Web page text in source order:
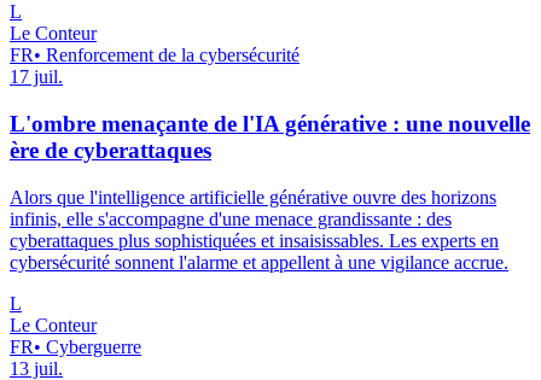
L
Le Conteur
FR• Renforcement de la cybersécurité
17 juil.
L'ombre menaçante de l'IA générative : une nouvelle
ère de cyberattaques
Alors que l'intelligence artificielle générative ouvre des horizons
infinis, elle s'accompagne d'une menace grandissante : des
cyberattaques plus sophistiquées et insaisissables. Les experts en
cybersécurité sonnent l'alarme et appellent à une vigilance accrue.
L
Le Conteur
FR• Cyberguerre
13 juil.